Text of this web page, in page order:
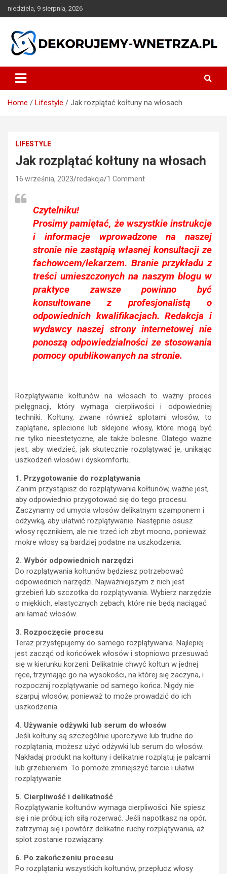
Skip
to
niedziela, 9 sierpnia, 2026
dekorujemy-wnetrza.pl
Home Lifestyle Jak rozplątać kołtuny na włosach
LIFESTYLE
Jak rozplątać kołtuny na włosach
16 września, 2023 redakcja 1 Comment
Czytelniku!
Prosimy pamiętać, że wszystkie instrukcje
i informacje wprowadzone na naszej
stronie nie zastąpią własnej konsultacji ze
fachowcem/lekarzem. Branie przykładu z
treści umieszczonych na naszym blogu w
praktyce zawsze powinno być
konsultowane z profesjonalistą o
odpowiednich kwalifikacjach. Redakcja i
wydawcy naszej strony internetowej nie
ponoszą odpowiedzialności ze stosowania
pomocy opublikowanych na stronie.
Rozplątywanie kołtunów na włosach to ważny proces
pielęgnacji, który wymaga cierpliwości i odpowiedniej
techniki. Kołtuny, zwane również splotami włosów, to
zaplątane, splecione lub sklejone włosy, które mogą być
nie tylko nieestetyczne, ale także bolesne. Dlatego ważne
jest, aby wiedzieć, jak skutecznie rozplątywać je, unikając
uszkodzeń włosów i dyskomfortu.
1. Przygotowanie do rozplątywania
Zanim przystąpisz do rozplątywania kołtunów, ważne jest,
aby odpowiednio przygotować się do tego procesu.
Zaczynamy od umycia włosów delikatnym szamponem i
odżywką, aby ułatwić rozplątywanie. Następnie osusz
włosy ręcznikiem, ale nie trzeć ich zbyt mocno, ponieważ
mokre włosy są bardziej podatne na uszkodzenia.
2. Wybór odpowiednich narzędzi
Do rozplątywania kołtunów będziesz potrzebować
odpowiednich narzędzi. Najważniejszym z nich jest
grzebień lub szczotka do rozplątywania. Wybierz narzędzie
o miękkich, elastycznych zębach, które nie będą naciągać
ani łamać włosów.
3. Rozpoczęcie procesu
Teraz przystępujemy do samego rozplątywania. Najlepiej
jest zacząć od końcówek włosów i stopniowo przesuwać
się w kierunku korzeni. Delikatnie chwyć kołtun w jednej
ręce, trzymając go na wysokości, na której się zaczyna, i
rozpocznij rozplątywanie od samego końca. Nigdy nie
szarpuj włosów, ponieważ to może prowadzić do ich
uszkodzenia.
4. Używanie odżywki lub serum do włosów
Jeśli kołtuny są szczególnie uporczywe lub trudne do
rozplątania, możesz użyć odżywki lub serum do włosów.
Nakładaj produkt na kołtuny i delikatnie rozplątuj je palcami
lub grzebieniem. To pomoże zmniejszyć tarcie i ułatwi
rozplątywanie.
5. Cierpliwość i delikatność
Rozplątywanie kołtunów wymaga cierpliwości. Nie spiesz
się i nie próbuj ich siłą rozerwać. Jeśli napotkasz na opór,
zatrzymaj się i powtórz delikatne ruchy rozplątywania, aż
splot zostanie rozwiązany.
6. Po zakończeniu procesu
Po rozplątaniu wszystkich kołtunów, przepłucz włosy